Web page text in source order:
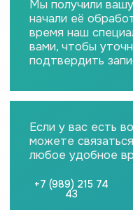
+7 (989) 215 74
43
Если у вас есть вопросы, вы
можете связаться с нами в
любое удобное время.